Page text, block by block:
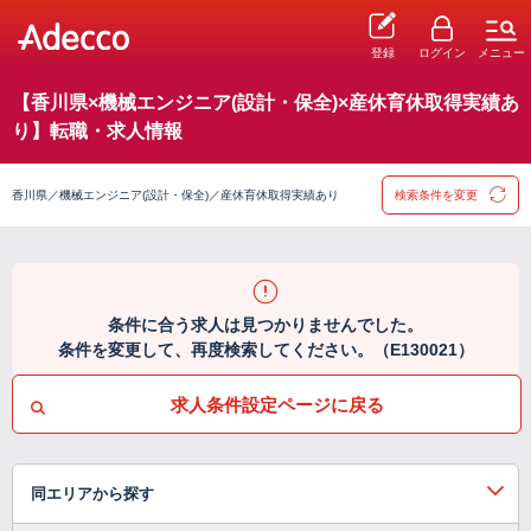
登録 ログイン メニュー
【香川県×機械エンジニア(設計・保全)×産休育休取得実績あ
り】転職・求人情報
香川県／機械エンジニア(設計・保全)／産休育休取得実績あり 検索条件を変更
条件に合う求人は見つかりませんでした。
条件を変更して、再度検索してください。（E130021）
求人条件設定ページに戻る
同エリアから探す